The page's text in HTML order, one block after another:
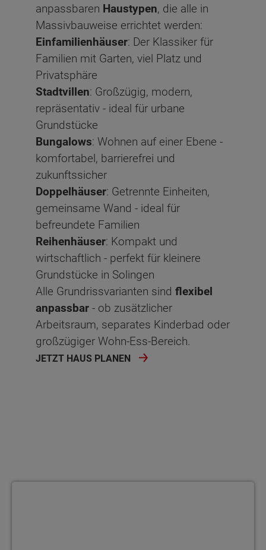
anpassbaren Haustypen, die alle in
Massivbauweise errichtet werden:
Einfamilienhäuser: Der Klassiker für
Familien mit Garten, viel Platz und
Privatsphäre
Stadtvillen: Großzügig, modern,
repräsentativ - ideal für urbane
Grundstücke
Bungalows: Wohnen auf einer Ebene -
komfortabel, barrierefrei und
zukunftssicher
Doppelhäuser: Getrennte Einheiten,
gemeinsame Wand - ideal für
befreundete Familien
Reihenhäuser: Kompakt und
wirtschaftlich - perfekt für kleinere
Grundstücke in Solingen
Alle Grundrissvarianten sind flexibel
anpassbar - ob zusätzlicher
Arbeitsraum, separates Kinderbad oder
großzügiger Wohn-Ess-Bereich.
JETZT HAUS PLANEN